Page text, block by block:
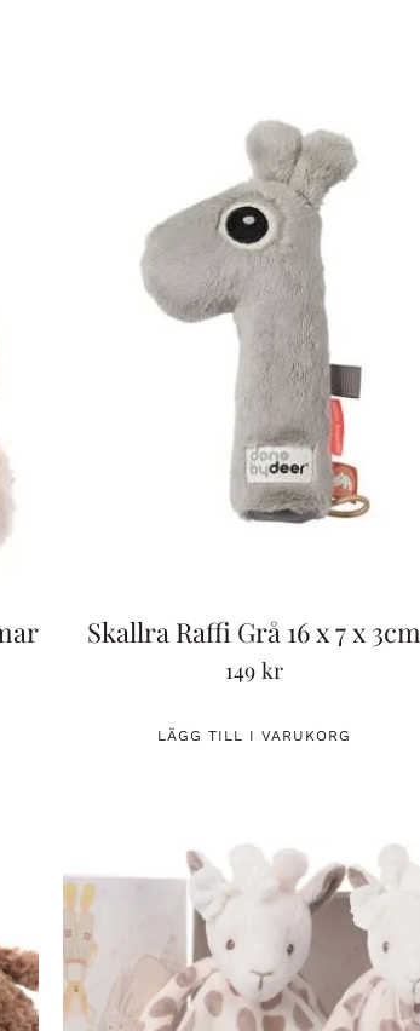
Skallra Raffi Grå 16 x 7 x 3cm
149 kr
LÄGG TILL I VARUKORG